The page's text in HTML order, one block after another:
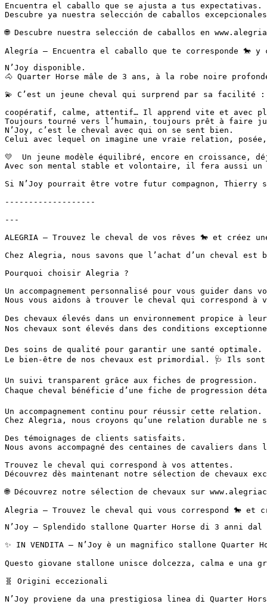
Encuentra el caballo que se ajusta a tus
Descubre ya nuestra selección de caballos
🌐 Descubre nuestra selección de caballos en
Alegría – Encuentra el caballo que te corresponde 🐎
N’Joy disponible.
🐴 Quarter Horse mâle de 3 ans, à la robe noire
💫 C’est un jeune cheval qui surprend par sa facilité :
coopératif, calme, attentif… Il apprend vite et avec
Toujours tourné vers l’humain, toujours prêt à faire
N’Joy, c’est le cheval avec qui on se sent bien.
Celui avec lequel on imagine une vraie relation,
💛  Un jeune modèle équilibré, encore en
Avec son mental stable et volontaire, il fera aussi
Si N’Joy pourrait être votre futur compagnon, Thierry
-------------------
---
ALEGRIA – Trouvez le cheval de vos rêves 🐎 et
Chez Alegria, nous savons que l’achat d’un cheval
Pourquoi choisir Alegria ?
Un accompagnement personnalisé pour vous guider dans
Nous vous aidons à trouver le cheval qui correspond
Des chevaux élevés dans un environnement propice à
Nos chevaux sont élevés dans des conditions
Des soins de qualité pour garantir une santé optimale.
Le bien-être de nos chevaux est primordial. 🩺 Ils
Un suivi transparent grâce aux fiches de progression.
Chaque cheval bénéficie d’une fiche de progression
Un accompagnement continu pour réussir cette relation.
Chez Alegria, nous croyons qu’une relation durable
Des témoignages de clients satisfaits.
Nous avons accompagné des centaines de cavaliers
Trouvez le cheval qui correspond à vos attentes.
Découvrez dès maintenant notre sélection de
🌐 Découvrez notre sélection de chevaux sur
Alegria – Trouvez le cheval qui vous correspond 🐎
N’Joy – Splendido stallone Quarter Horse di 3 anni
✨ IN VENDITA – N’Joy è un magnifico stallone
Questo giovane stallone unisce dolcezza, calma e
🧬 Origini eccezionali
N’Joy proviene da una prestigiosa linea di Quarter